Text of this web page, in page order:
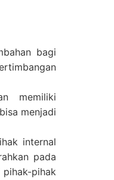
bagi
memiliki
menjadi
internal
pada
pihak-pihak